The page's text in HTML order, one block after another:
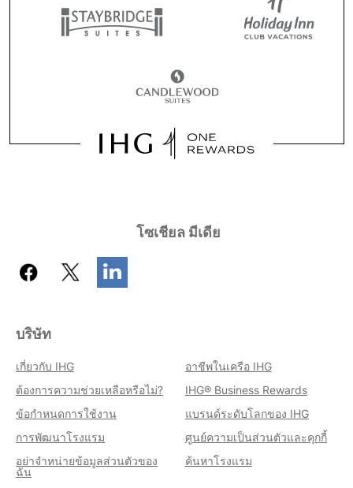
โซเชียล มีเดีย
บริษัท
เกี่ยวกับ IHG
อาชีพในเครือ IHG
ต้องการความช่วยเหลือหรือไม่?
IHG® Business Rewards
ข้อกำหนดการใช้งาน
แบรนด์ระดับโลกของ IHG
การพัฒนาโรงแรม
ศูนย์ความเป็นส่วนตัวและคุกกี้
อย่าจำหน่ายข้อมูลส่วนตัวของ
ฉัน
ค้นหาโรงแรม